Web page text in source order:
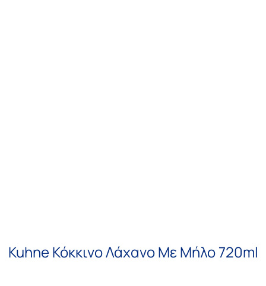
Kuhne Κόκκινο Λάχανο Με Μήλο 720ml